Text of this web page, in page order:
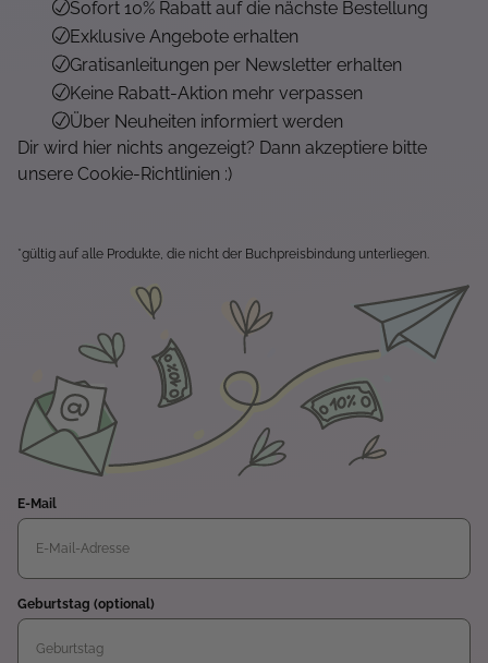
Sofort 10% Rabatt auf die nächste Bestellung
Exklusive Angebote erhalten
Gratisanleitungen per Newsletter erhalten
Keine Rabatt-Aktion mehr verpassen
Über Neuheiten informiert werden
Dir wird hier nichts angezeigt? Dann akzeptiere bitte
unsere Cookie-Richtlinien :)
*gültig auf alle Produkte, die nicht der Buchpreisbindung unterliegen.
E-Mail
Geburtstag (optional)